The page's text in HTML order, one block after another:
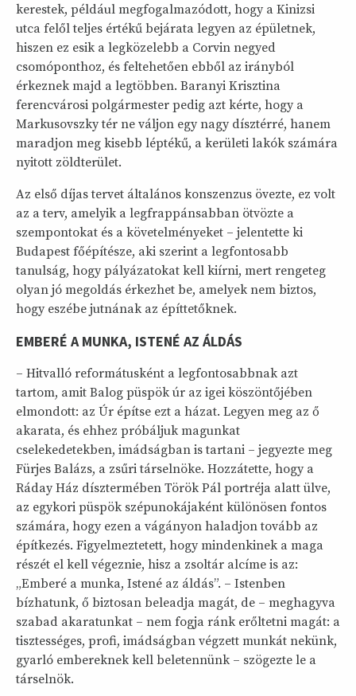
kerestek, például megfogalmazódott, hogy a Kinizsi
utca felől teljes értékű bejárata legyen az épületnek,
hiszen ez esik a legközelebb a Corvin negyed
csomóponthoz, és feltehetően ebből az irányból
érkeznek majd a legtöbben. Baranyi Krisztina
ferencvárosi polgármester pedig azt kérte, hogy a
Markusovszky tér ne váljon egy nagy dísztérré, hanem
maradjon meg kisebb léptékű, a kerületi lakók számára
nyitott zöldterület.
Az első díjas tervet általános konszenzus övezte, ez volt
az a terv, amelyik a legfrappánsabban ötvözte a
szempontokat és a követelményeket – jelentette ki
Budapest főépítésze, aki szerint a legfontosabb
tanulság, hogy pályázatokat kell kiírni, mert rengeteg
olyan jó megoldás érkezhet be, amelyek nem biztos,
hogy eszébe jutnának az építtetőknek.
EMBERÉ A MUNKA, ISTENÉ AZ ÁLDÁS
– Hitvalló reformátusként a legfontosabbnak azt
tartom, amit Balog püspök úr az igei köszöntőjében
elmondott: az Úr építse ezt a házat. Legyen meg az ő
akarata, és ehhez próbáljuk magunkat
cselekedetekben, imádságban is tartani – jegyezte meg
Fürjes Balázs, a zsűri társelnöke. Hozzátette, hogy a
Ráday Ház dísztermében Török Pál portréja alatt ülve,
az egykori püspök szépunokájaként különösen fontos
számára, hogy ezen a vágányon haladjon tovább az
építkezés. Figyelmeztetett, hogy mindenkinek a maga
részét el kell végeznie, hisz a zsoltár alcíme is az:
„Emberé a munka, Istené az áldás”. – Istenben
bízhatunk, ő biztosan beleadja magát, de – meghagyva
szabad akaratunkat – nem fogja ránk erőltetni magát: a
tisztességes, profi, imádságban végzett munkát nekünk,
gyarló embereknek kell beletennünk – szögezte le a
társelnök.